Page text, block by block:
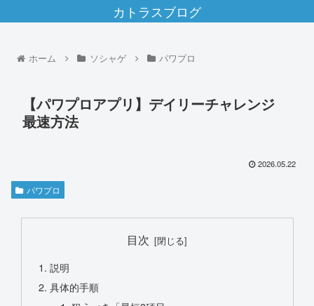
カトラスブログ
ホーム ソシャゲ パワプロ
【パワプロアプリ】デイリーチャレンジ
最速方法
2026.05.22
パワプロ
目次
説明
具体的手順